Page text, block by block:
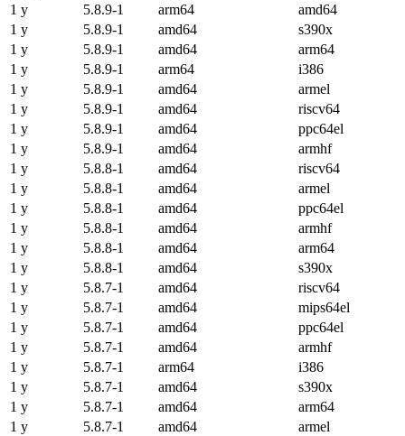
1 y
5.8.9-1 arm64
amd64
1 y
5.8.9-1 amd64
s390x
1 y
5.8.9-1 amd64
arm64
1 y
5.8.9-1 arm64
i386
1 y
5.8.9-1 amd64
armel
1 y
5.8.9-1 amd64
riscv64
1 y
5.8.9-1 amd64
ppc64el
1 y
5.8.9-1 amd64
armhf
1 y
5.8.8-1 amd64
riscv64
1 y
5.8.8-1 amd64
armel
1 y
5.8.8-1 amd64
ppc64el
1 y
5.8.8-1 amd64
armhf
1 y
5.8.8-1 amd64
arm64
1 y
5.8.8-1 amd64
s390x
1 y
5.8.7-1 amd64
riscv64
1 y
5.8.7-1 amd64
mips64el
1 y
5.8.7-1 amd64
ppc64el
1 y
5.8.7-1 amd64
armhf
1 y
5.8.7-1 arm64
i386
1 y
5.8.7-1 amd64
s390x
1 y
5.8.7-1 amd64
arm64
1 y
5.8.7-1 amd64
armel